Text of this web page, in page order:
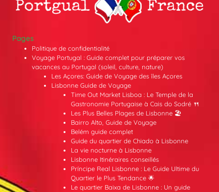
Pages
Politique de confidentialité
Voyage Portugal : Guide complet pour préparer vos
vacances au Portugal (soleil, culture, nature)
Les Açores: Guide de Voyage des îles Açores
Lisbonne Guide de Voyage
Time Out Market Lisboa : Le Temple de la
Gastronomie Portugaise à Cais do Sodré 🍴
Les Plus Belles Plages de Lisbonne 🏖️
Bairro Alto, Guide de Voyage
Belém guide complet
Guide du quartier de Chiado à Lisbonne
La vie nocturne à Lisbonne
Lisbonne Itinéraires conseillés
Príncipe Real Lisbonne : Le Guide Ultime du
Quartier le Plus Tendance 🌟
Le quartier Baixa de Lisbonne : Un guide